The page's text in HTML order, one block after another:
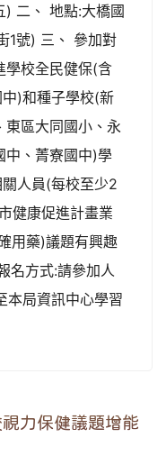
) 二、 地點:大橋國
1號) 三、 參加對
學校全民健保(含
)和種子學校(新
東區大同國小、永
中、菁寮國中)學
人員(每校至少2
健康促進計畫業
用藥)議題有興趣
名方式:請參加人
本局資訊中心學習
力保健議題增能